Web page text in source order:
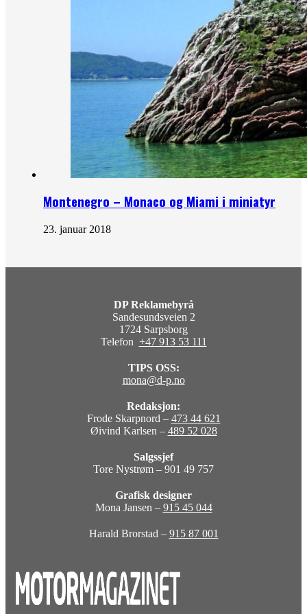
Montenegro – Monaco og Miami i miniatyr
23. januar 2018
DP Reklamebyrå
Sandesundsveien 2
1724 Sarpsborg
Telefon +47 913 53 111
TIPS OSS:
mona@d-p.no
Redaksjon:
Frode Skarpnord – 473 44 621
Øivind Karlsen – 489 52 028
Salgssjef
Tore Nystrøm – 901 49 757
Grafisk designer
Mona Jansen – 915 45 044
Harald Brorstad – 915 87 001